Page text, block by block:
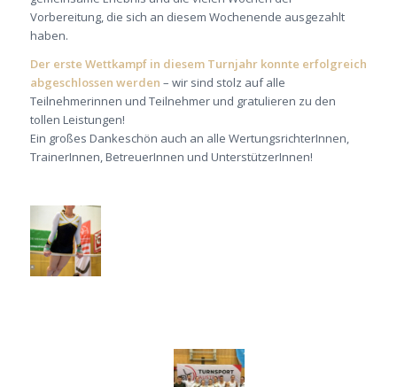
Vorbereitung, die sich an diesem Wochenende ausgezahlt
haben.
Der erste Wettkampf in diesem Turnjahr konnte erfolgreich
abgeschlossen werden – wir sind stolz auf alle
Teilnehmerinnen und Teilnehmer und gratulieren zu den
tollen Leistungen!
Ein großes Dankeschön auch an alle WertungsrichterInnen,
TrainerInnen, BetreuerInnen und UnterstützerInnen!